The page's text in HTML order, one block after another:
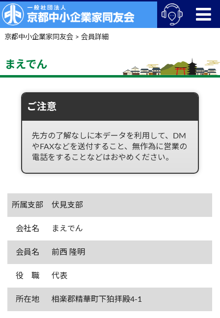
京都中小企業家同友会> 会員詳細
まえでん
ご注意
先方の了解なしに本データを利用して、DM
やFAXなどを送付すること、無作為に営業の
電話をすることなどはおやめください。
所属支部 伏見支部
会社名 まえでん
会員名 前西 隆明
役 職 代表
所在地 相楽郡精華町下狛拝殿4-1